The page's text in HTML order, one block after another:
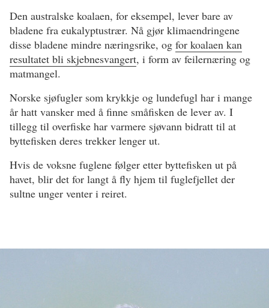
Den australske koalaen, for eksempel, lever bare av
bladene fra eukalyptustrær. Nå gjør klimaendringene
disse bladene mindre næringsrike, og for koalaen kan
resultatet bli skjebnesvangert, i form av feilernæring og
matmangel.
Norske sjøfugler som krykkje og lundefugl har i mange
år hatt vansker med å finne småfisken de lever av. I
tillegg til overfiske har varmere sjøvann bidratt til at
byttefisken deres trekker lenger ut.
Hvis de voksne fuglene følger etter byttefisken ut på
havet, blir det for langt å fly hjem til fuglefjellet der
sultne unger venter i reiret.